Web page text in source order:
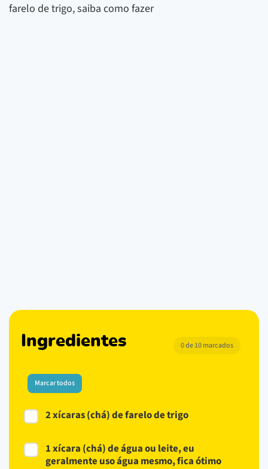
farelo de trigo, saiba como fazer
Ingredientes 0 de 10 marcados
Marcar todos
2 xícaras (chá) de farelo de trigo
1 xícara (chá) de água ou leite, eu
geralmente uso água mesmo, fica ótimo